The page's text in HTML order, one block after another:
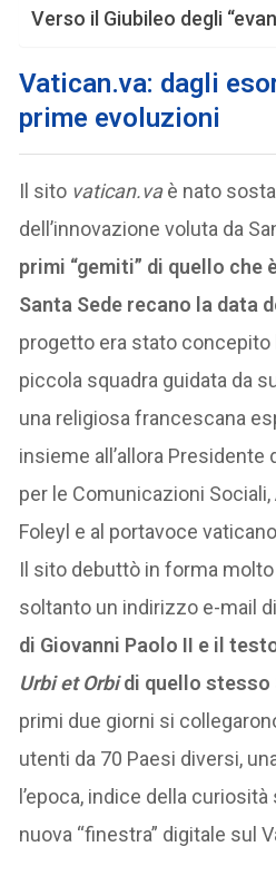
Verso il Giubileo degli
Vatican.va: dagli
prime evoluzioni
Il sito vatican.vaè nato
dell’innovazione voluta da
primi “gemiti” di quello che
Santa Sede recano la data
progetto era stato concepito
piccola squadra guidata da
una religiosa francescana
insieme all’allora
per le Comunicazioni
Foleyl e al portavoce
Il sito debuttò in forma
soltanto un indirizzo e-mail
di Giovanni Paolo II e il
Urbi et Orbidi quello stesso
primi due giorni si
utenti da 70 Paesi diversi,
l’epoca, indice della
nuova “finestra” digitale sul